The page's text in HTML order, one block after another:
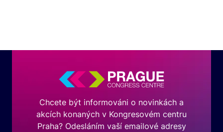
Chcete být informováni o novinkách a
akcích konaných v Kongresovém centru
Praha? Odesláním vaší emailové adresy